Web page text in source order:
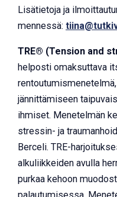
Lisätietoja ja
mennessä:
TRE® (Tension and
helposti omaksuttava
jännittämiseen
ihmiset. Menetelmän
stressin- ja
Berceli. TRE-
alkuliikkeiden avulla
purkaa kehoon
palautumisessa.